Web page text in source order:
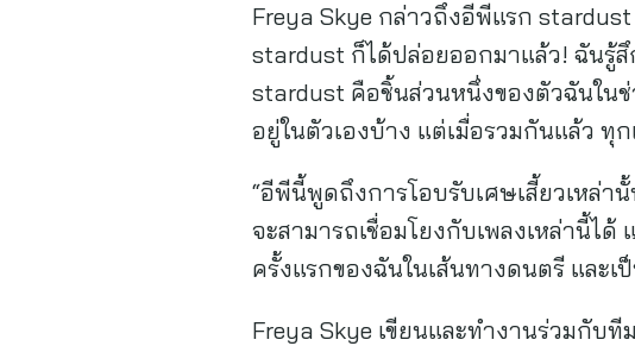
Freya Skye กล่าวถึงอีพีแรก
stardust ก็ได้ปล่อยออกมาแล้ว! ฉันรู้
stardust คือชิ้นส่วนหนึ่งของตัวฉันในช่
อยู่ในตัวเองบ้าง แต่เมื่อรวมกันแล้ว ทุ
“อีพีนี้พูดถึงการโอบรับเศษเสี้ยวเหล่
จะสามารถเชื่อมโยงกับเพลงเหล่านี้ไ
ครั้งแรกของฉันในเส้นทางดนตรี และ
Freya Skye เขียนและทำงานร่วมกับ